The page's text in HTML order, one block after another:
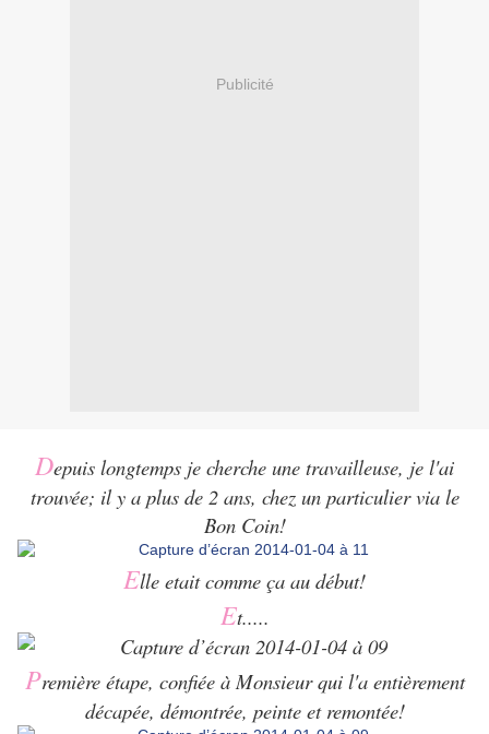
Publicité
Depuis longtemps je cherche une travailleuse, je l'ai
trouvée; il y a plus de 2 ans, chez un particulier via le
Bon Coin!
Elle etait comme ça au début!
Et.....
Première étape, confiée à Monsieur qui l'a entièrement
décapée, démontrée, peinte et remontée!